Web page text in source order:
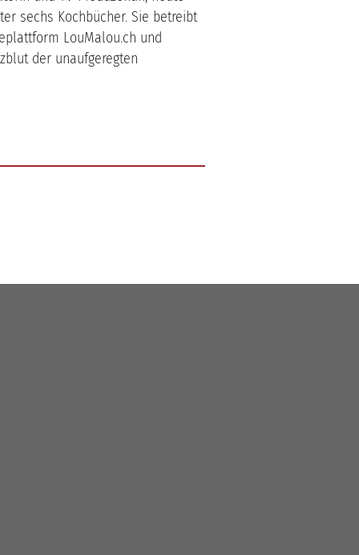
sechs Kochbücher. Sie betreibt
LouMalou.ch und
der unaufgeregten